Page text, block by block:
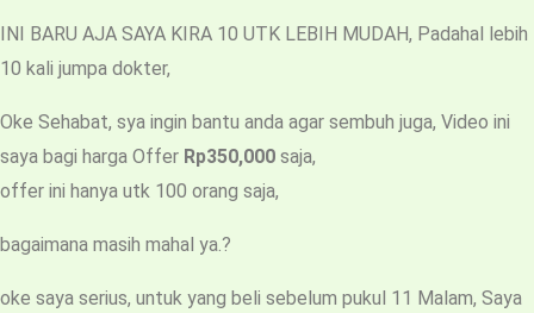
INI BARU AJA SAYA KIRA 10 UTK LEBIH MUDAH, Padahal lebih
10 kali jumpa dokter,
Oke Sehabat, sya ingin bantu anda agar sembuh juga, Video ini
saya bagi harga Offer Rp350,000 saja,
offer ini hanya utk 100 orang saja,
bagaimana masih mahal ya.?
oke saya serius, untuk yang beli sebelum pukul 11 Malam, Saya